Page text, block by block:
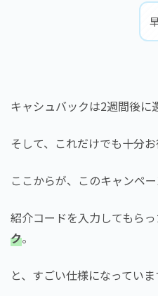
キャシュバックは2週間後に
そして、これだけでも十分お
ここからが、このキャンペー
紹介コードを入力してもら
ク。
と、すごい仕様になってい